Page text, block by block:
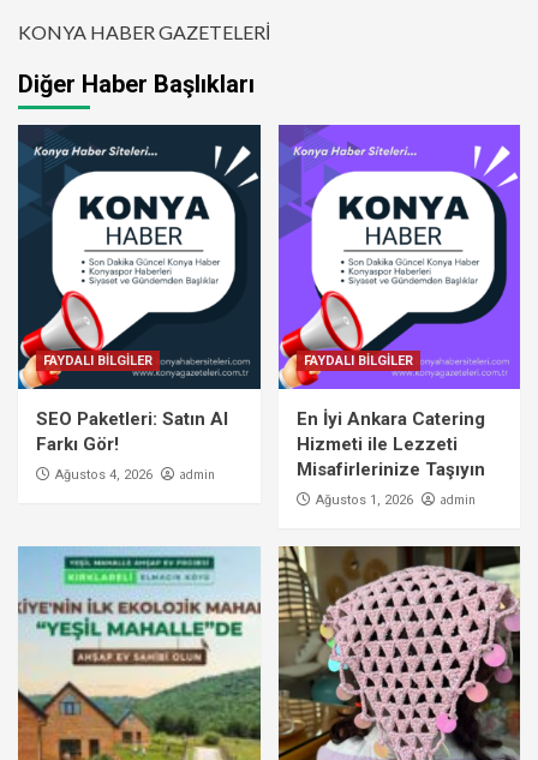
KONYA HABER GAZETELERİ
Diğer Haber Başlıkları
FAYDALI BİLGİLER
SEO Paketleri: Satın Al
Farkı Gör!
Ağustos 4, 2026 admin
FAYDALI BİLGİLER
En İyi Ankara Catering
Hizmeti ile Lezzeti
Misafirlerinize Taşıyın
Ağustos 1, 2026 admin